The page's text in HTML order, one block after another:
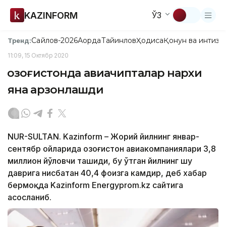
KAZINFORM ЎЗ
Тренд:Сайлов-2026АқордаТайинловҲодисаҚонун ва
11:09, 15 Октябр 2020
Қозоғистонда авиачипталар нархи
яна арзонлашди
NUR-SULTAN. Kazinform – Жорий йилнинг январ-
сентябр ойларида Қозоғистон авиакомпаниялари 3,8
миллион йўловчи ташиди, бу ўтган йилнинг шу
даврига нисбатан 40,4 фоизга камдир, деб хабар
бермоқда Kazinform Energyprom.kz сайтига
асосланиб.